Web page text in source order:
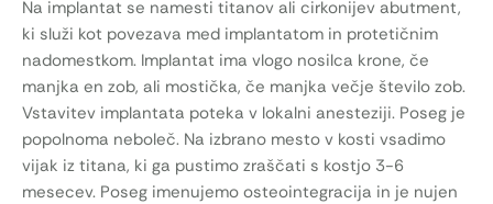
Na implantat se namesti titanov ali cirkonijev abutment,
ki služi kot povezava med implantatom in protetičnim
nadomestkom. Implantat ima vlogo nosilca krone, če
manjka en zob, ali mostička, če manjka večje število zob.
Vstavitev implantata poteka v lokalni anesteziji. Poseg je
popolnoma neboleč. Na izbrano mesto v kosti vsadimo
vijak iz titana, ki ga pustimo zraščati s kostjo 3-6
mesecev. Poseg imenujemo osteointegracija in je nujen